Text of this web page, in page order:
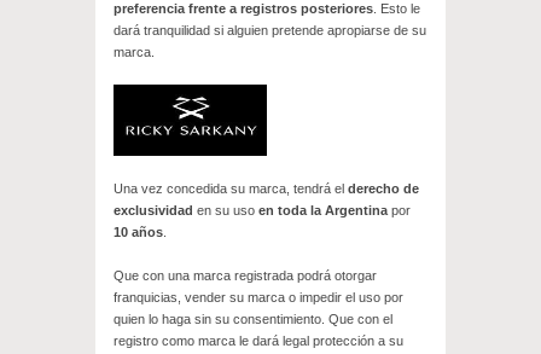
preferencia frente a registros posteriores . Esto le
dará tranquilidad si alguien pretende apropiarse de su
marca.
Una vez concedida su marca, tendrá el derecho de
exclusividad en su uso en toda la Argentina por
10 años
Que con una marca registrada podrá otorgar
franquicias, vender su marca o impedir el uso por
quien lo haga sin su consentimiento. Que con el
registro como marca le dará legal protección a su